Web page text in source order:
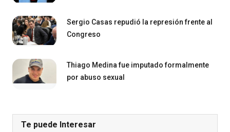
Sergio Casas repudió la represión frente al
Congreso
Thiago Medina fue imputado formalmente
por abuso sexual
Te puede Interesar